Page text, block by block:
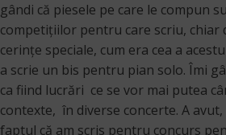
gândi că piesele pe care le compun
competițiilor pentru care scriu, chiar
cerințe speciale, cum era cea a
a scrie un bis pentru pian solo. Îmi
ca fiind lucrări ce se vor mai putea
contexte, în diverse concerte. A
faptul că am scris pentru concurs